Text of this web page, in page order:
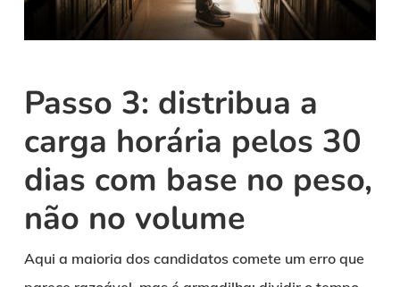
Passo 3: distribua a
carga horária pelos 30
dias com base no peso,
não no volume
Aqui a maioria dos candidatos comete um erro que